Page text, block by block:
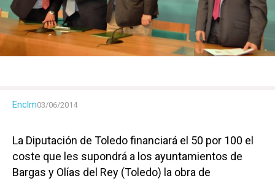
Enclm03/06/2014
La Diputación de Toledo financiará el 50 por 100 el
coste que les supondrá a los ayuntamientos de
Bargas y Olías del Rey (Toledo) la obra de